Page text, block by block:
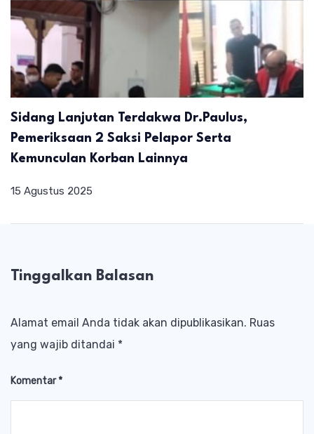
Sidang Lanjutan Terdakwa Dr.Paulus,
Pemeriksaan 2 Saksi Pelapor Serta
Kemunculan Korban Lainnya
15 Agustus 2025
Tinggalkan Balasan
Alamat email Anda tidak akan dipublikasikan. Ruas
yang wajib ditandai *
Komentar*